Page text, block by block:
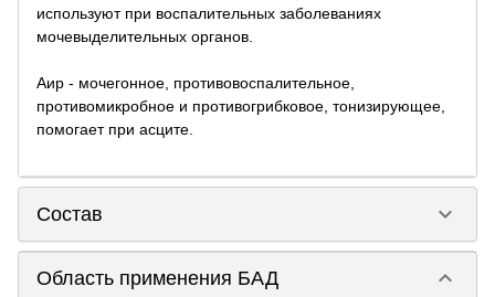
используют при воспалительных заболеваниях
мочевыделительных органов.
Аир - мочегонное, противовоспалительное,
противомикробное и противогрибковое, тонизирующее,
помогает при асците.
Состав keyboard_arrow_down
Область применения БАД keyboard_arrow_down